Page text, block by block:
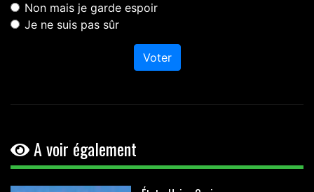
Non mais je garde espoir
Je ne suis pas sûr
Voter
A voir également